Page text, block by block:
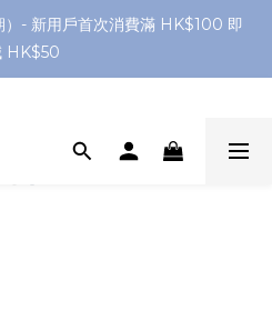
港/澳門地區 免費送貨
- 新用戶首次消費滿 HK$100 即
HK$50